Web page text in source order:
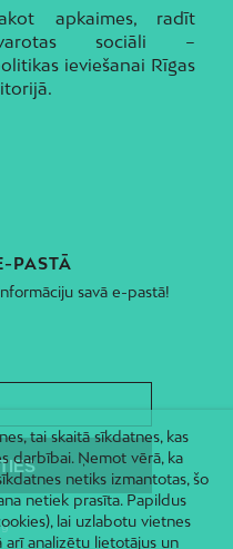
apkaimes, radīt
sociāli –
ieviešanai Rīgas
PASTĀ
savā e-pastā!
tai skaitā sīkdatnes, kas
darbībai. Ņemot vērā, ka
netiks izmantotas, šo
netiek prasīta. Papildus
lai uzlabotu vietnes
analizētu lietotājus un